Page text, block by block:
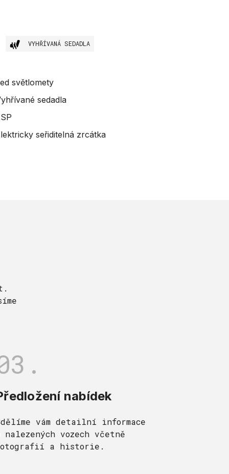
VYHŘÍVANÁ SEDADLA
světlomety
sedadla
seřiditelná zrcátka
nabídek
vám detailní informace
nalezených vozech včetně
a historie.